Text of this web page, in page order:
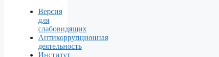
Версия
для
слабовидящих
Антикоррупционная
деятельность
Институт